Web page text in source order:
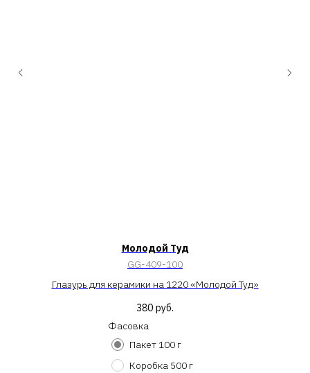
Молодой Туд
GG-409-100
Глазурь для керамики на 1220 «Молодой Туд»
380 руб.
Фасовка
Пакет 100 г
Коробка 500 г